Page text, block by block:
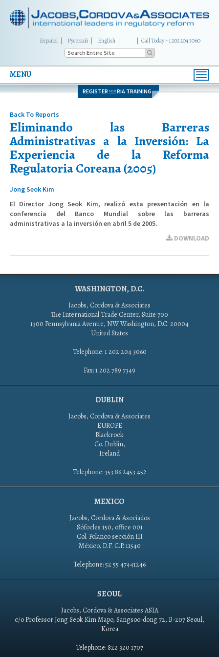
Español Русский English Call Today +1 202 204 3060
MENU
REGISTER FOR RIA TRAINING
Back To Reports
Eliminando las Barreras
Administrativas a la Inversión: La
Experiencia de la Reforma
Regulatoria Coreana (2005)
Jong Seok Kim
El Director Jong Seok Kim, realizó esta presentación en la
conferencia del Banco Mundial sobre las barreras
administrativas a la inversión en abril 5 de 2005.
DOWNLOAD
WASHINGTON, D.C.
Jacobs, Cordova & Associates
The International Trade Center, Suite 700
1300 Pennsylvania Avenue, NW Washington, D.C. 20004
United States
Telephone: 1 202 204 3060
Fax: 1 202 789 7349
DUBLIN
Jacobs, Cordova & Associates
EUROPE
Blackrock
Co. Dublin,
Ireland
Telephone: 353 86 2453 452
MEXICO
Jacobs, Cordova & Asociados
Sófocles 150, office 001
Col. Polanco sección III
México, D.F. C.P. 11540
Telephone: 52 55 47441246
SEOUL
Jacobs, Cordova & Associates ASIA
c/o Professor Jong Seok Kim Mapo, Sangsoo-dong 72, B-207 Seoul,
Korea
Telephone: 822 320 1707